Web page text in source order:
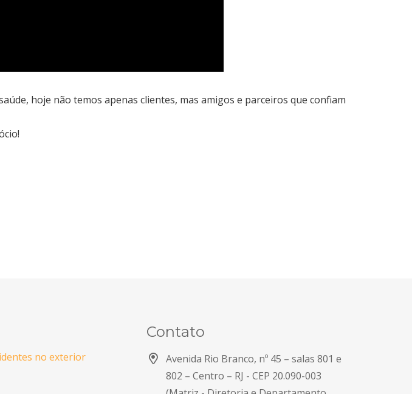
hoje não temos apenas clientes, mas amigos e parceiros que confiam
no exterior
Contato
Avenida Rio Branco, nº 45 – salas 801 e
802 – Centro – RJ -CEP 20.090-003